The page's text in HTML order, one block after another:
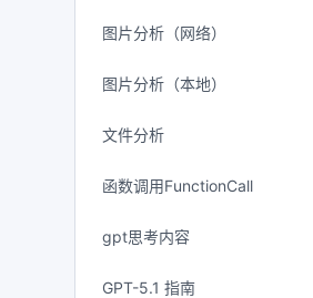
图片分析（网络）
图片分析（本地）
文件分析
函数调用FunctionCall
gpt思考内容
GPT-5.1 指南